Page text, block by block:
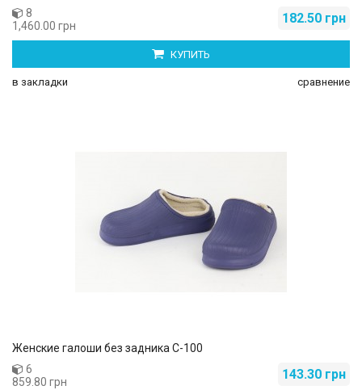
182.50 грн
8
1,460.00 грн
КУПИТЬ
в закладки сравнение
Женские галоши без задника С-100
143.30 грн
6
859.80 грн